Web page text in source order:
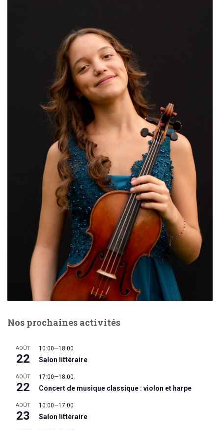
Nos prochaines activités
AOÛT
22
10:00—18:00
Salon littéraire
AOÛT
22
17:00—18:00
Concert de musique classique : violon et harpe
AOÛT
23
10:00—17:00
Salon littéraire